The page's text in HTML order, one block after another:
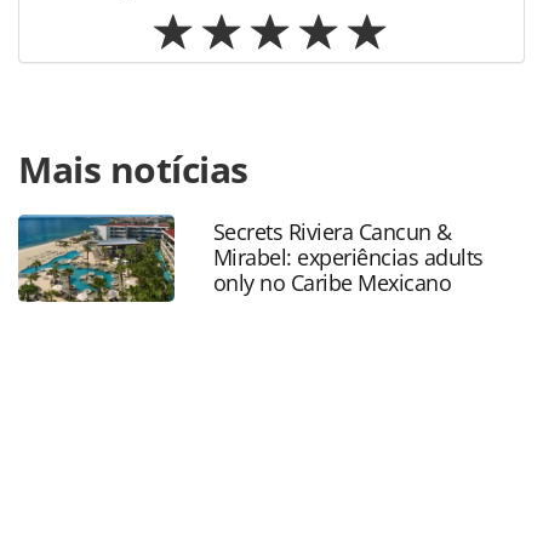
https://www.panrotas.com.br/hotelaria/eventos/2021/11/
promete-maior-black-friday-para-clientes-all_185711.html
ou as ferramentas oferecidas na página. Todo o conteúdo
produzido pela PANROTAS Editora é protegido pela
legislação brasileira sobre direito autoral. Não reproduza o
conteúdo sem autorização da PANROTAS Editora
Mais notícias
Secrets Riviera Cancun &
Mirabel: experiências adults
only no Caribe Mexicano